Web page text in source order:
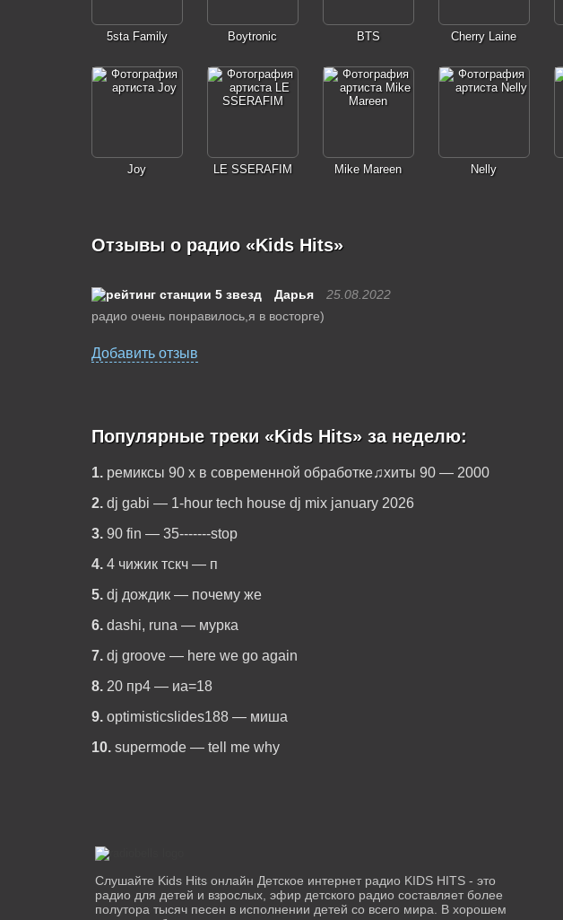
5sta Family Boytronic BTS Cherry Laine
Joy LE SSERAFIM Mike Mareen Nelly
Отзывы о радио «Kids Hits»
Дарья
25.08.2022
радио очень понравилось,я в восторге)
Добавить отзыв
Популярные треки «Kids Hits» за неделю:
1. ремиксы 90 х в современной обработке♫хиты 90 — 2000
2. dj gabi — 1-hour tech house dj mix january 2026
3. 90 fin — 35-------stop
4. 4 чижик тскч — п
5. dj дождик — почему же
6. dashi, runa — мурка
7. dj groove — here we go again
8. 20 пр4 — иа=18
9. optimisticslides188 — миша
10. supermode — tell me why
Слушайте Kids Hits онлайн Детское интернет радио KIDS HITS - это
радио для детей и взрослых, эфир детского радио составляет более
полутора тысяч песен в исполнении детей со всего мира. В хорошем